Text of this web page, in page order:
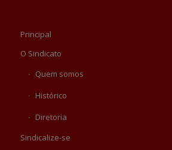
Principal
O Sindicato
Quem somos
Histórico
Diretoria
Sindicalize-se